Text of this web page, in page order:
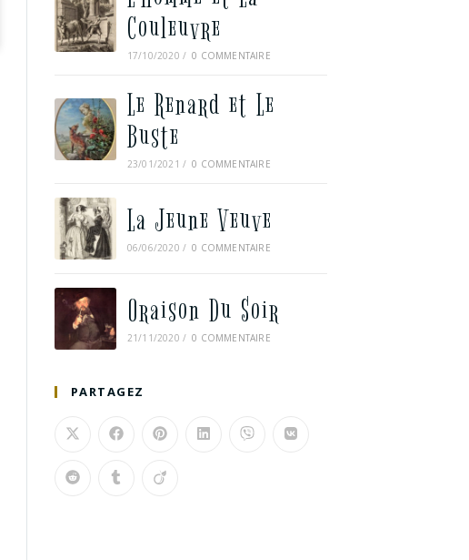
Couleuvre
17/10/2020 / 0 COMMENTAIRE
Le Renard et Le
Buste
23/01/2021 / 0 COMMENTAIRE
La Jeune Veuve
06/06/2020 / 0 COMMENTAIRE
Oraison Du Soir
21/11/2020 / 0 COMMENTAIRE
PARTAGEZ